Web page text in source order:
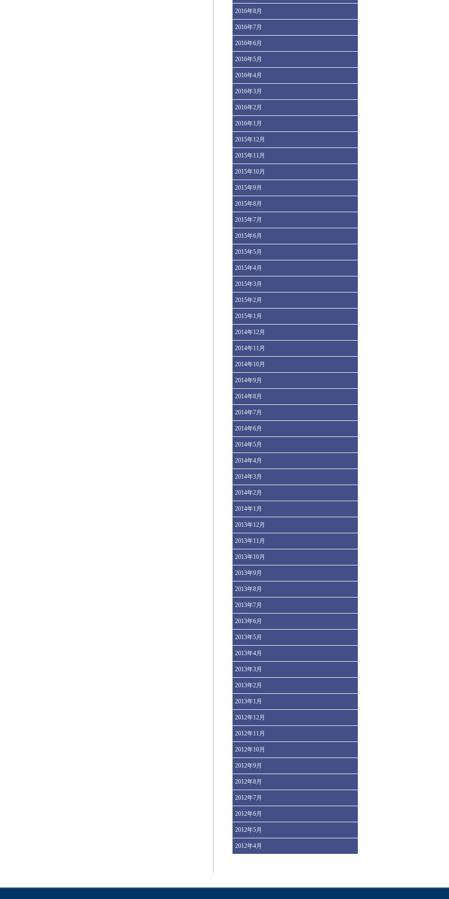
2016年8月
2016年7月
2016年6月
2016年5月
2016年4月
2016年3月
2016年2月
2016年1月
2015年12月
2015年11月
2015年10月
2015年9月
2015年8月
2015年7月
2015年6月
2015年5月
2015年4月
2015年3月
2015年2月
2015年1月
2014年12月
2014年11月
2014年10月
2014年9月
2014年8月
2014年7月
2014年6月
2014年5月
2014年4月
2014年3月
2014年2月
2014年1月
2013年12月
2013年11月
2013年10月
2013年9月
2013年8月
2013年7月
2013年6月
2013年5月
2013年4月
2013年3月
2013年2月
2013年1月
2012年12月
2012年11月
2012年10月
2012年9月
2012年8月
2012年7月
2012年6月
2012年5月
2012年4月